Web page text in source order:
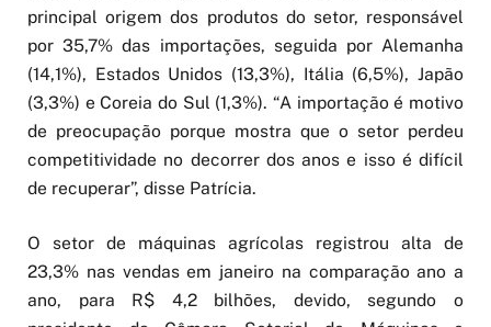
principal origem dos produtos do setor, responsável
por 35,7% das importações, seguida por Alemanha
(14,1%), Estados Unidos (13,3%), Itália (6,5%), Japão
(3,3%) e Coreia do Sul (1,3%). “A importação é motivo
de preocupação porque mostra que o setor perdeu
competitividade no decorrer dos anos e isso é difícil
de recuperar”, disse Patrícia.
O setor de máquinas agrícolas registrou alta de
23,3% nas vendas em janeiro na comparação ano a
ano, para R$ 4,2 bilhões, devido, segundo o